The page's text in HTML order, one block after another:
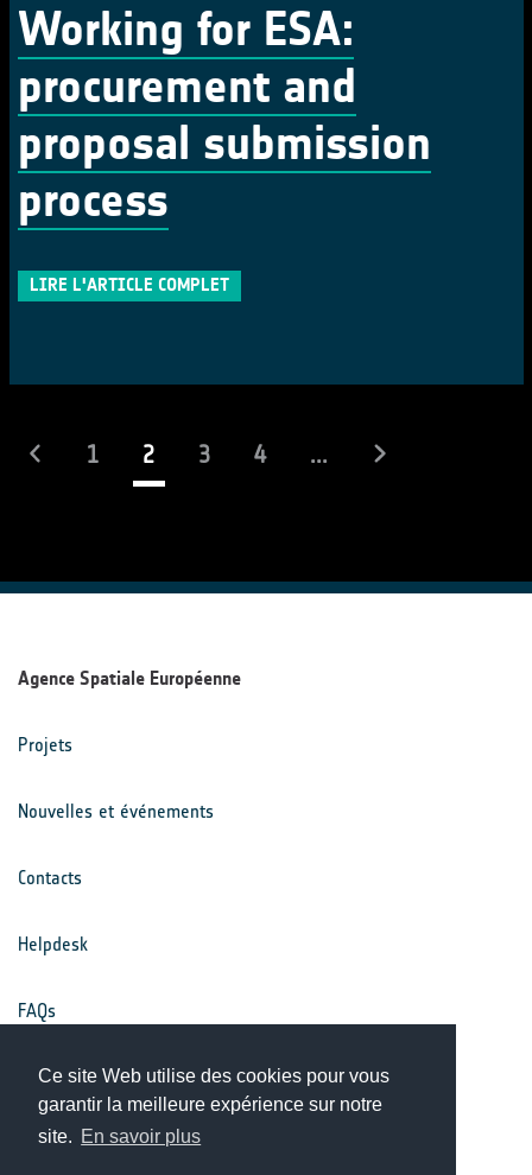
Ce site Web utilise des cookies pour vous
garantir la meilleure expérience sur notre
site. En savoir plus
Working for ESA:
procurement and
proposal submission
process
LIRE L'ARTICLE COMPLET
1 2(actuel)
3 4 ...
Agence Spatiale Européenne
Projets
Nouvelles et événements
Contacts
Helpdesk
FAQs
Conditions générales
Avis de confidentialité